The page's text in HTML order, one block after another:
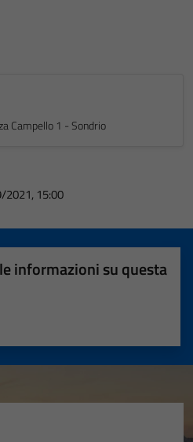
Campello 1 - Sondrio
2021, 15:00
informazioni su questa
su 5
su 5